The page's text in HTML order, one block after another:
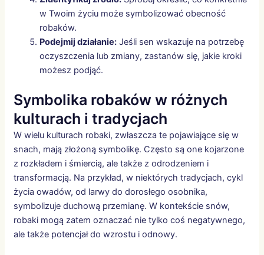
w Twoim życiu może symbolizować obecność
robaków.
Podejmij działanie:Jeśli sen wskazuje na potrzebę
oczyszczenia lub zmiany, zastanów się, jakie kroki
możesz podjąć.
Symbolika robaków w różnych
kulturach i tradycjach
W wielu kulturach robaki, zwłaszcza te pojawiające się w
snach, mają złożoną symbolikę. Często są one kojarzone
z rozkładem i śmiercią, ale także z odrodzeniem i
transformacją. Na przykład, w niektórych tradycjach, cykl
życia owadów, od larwy do dorosłego osobnika,
symbolizuje duchową przemianę. W kontekście snów,
robaki mogą zatem oznaczać nie tylko coś negatywnego,
ale także potencjał do wzrostu i odnowy.